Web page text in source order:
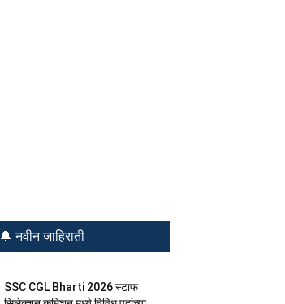
🔔 नवीन जाहिराती
SSC CGL Bharti 2026 स्टाफ